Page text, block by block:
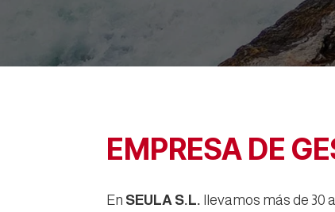
EMPRESA DE
En SEULA S.L. llevamos más de